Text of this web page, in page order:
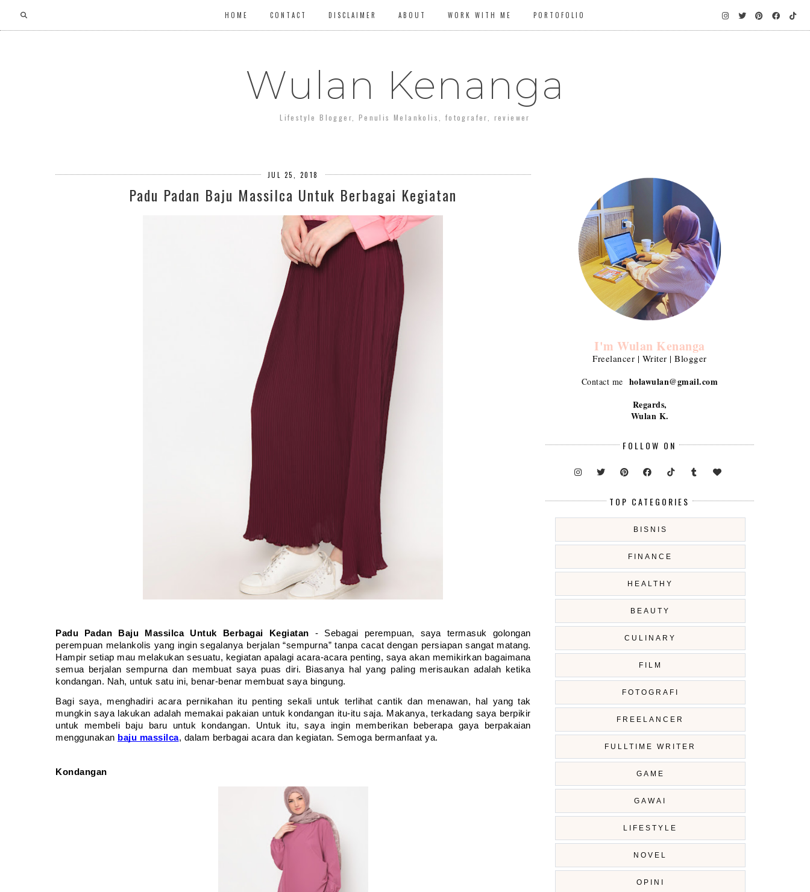
HOME CONTACT DISCLAIMER ABOUT WORK WITH ME PORTOFOLIO
Wulan Kenanga
Lifestyle Blogger, Penulis Melankolis, fotografer, reviewer
JUL 25, 2018
Padu Padan Baju Massilca Untuk Berbagai Kegiatan
Padu Padan Baju Massilca Untuk Berbagai Kegiatan - Sebagai perempuan, saya termasuk golongan
perempuan melankolis yang ingin segalanya berjalan “sempurna” tanpa cacat dengan persiapan sangat matang.
Hampir setiap mau melakukan sesuatu, kegiatan apalagi acara-acara penting, saya akan memikirkan bagaimana
semua berjalan sempurna dan membuat saya puas diri. Biasanya hal yang paling merisaukan adalah ketika
kondangan. Nah, untuk satu ini, benar-benar membuat saya bingung.
Bagi saya, menghadiri acara pernikahan itu penting sekali untuk terlihat cantik dan menawan, hal yang tak
mungkin saya lakukan adalah memakai pakaian untuk kondangan itu-itu saja. Makanya, terkadang saya berpikir
untuk membeli baju baru untuk kondangan. Untuk itu, saya ingin memberikan beberapa gaya berpakaian
menggunakan baju massilca, dalam berbagai acara dan kegiatan. Semoga bermanfaat ya.
Kondangan
I'm Wulan Kenanga
Freelancer | Writer | Blogger
Contact me holawulan@gmail.com
Regards,
Wulan K.
FOLLOW ON
TOP CATEGORIES
BISNIS
FINANCE
HEALTHY
BEAUTY
CULINARY
FILM
FOTOGRAFI
FREELANCER
FULLTIME WRITER
GAME
GAWAI
LIFESTYLE
NOVEL
OPINI